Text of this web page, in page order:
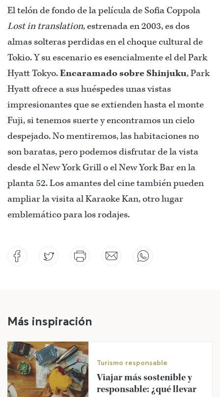
El telón de fondo de la película de Sofia Coppola
Lost in translation, estrenada en 2003, es dos
almas solteras perdidas en el choque cultural de
Tokio. Y su escenario es esencialmente el del Park
Hyatt Tokyo.Encaramado sobre Shinjuku, Park
Hyatt ofrece a sus huéspedes unas vistas
impresionantes que se extienden hasta el monte
Fuji, si tenemos suerte y encontramos un cielo
despejado. No mentiremos, las habitaciones no
son baratas, pero podemos disfrutar de la vista
desde el New York Grill o el New York Bar en la
planta 52. Los amantes del cine también pueden
ampliar la visita al Karaoke Kan, otro lugar
emblemático para los rodajes.
Más inspiración
Turismo responsable
Viajar más sostenible y
responsable: ¿qué llevar